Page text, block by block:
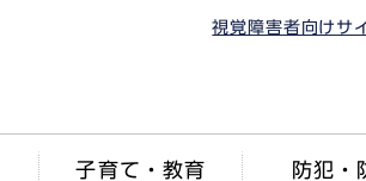
視覚障害者向けサ
子育て・教育 防犯・